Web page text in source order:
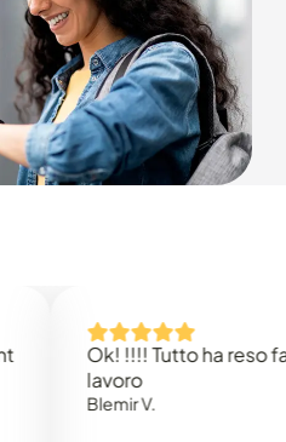
Ok! !!!! Tutto ha reso facile il